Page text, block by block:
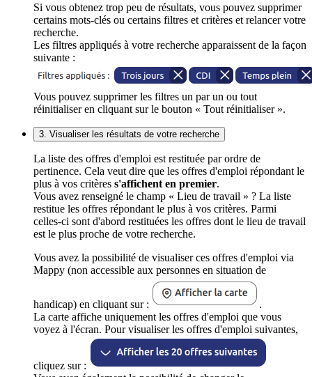
Si vous obtenez trop peu de résultats, vous pouvez supprimer
certains mots-clés ou certains filtres et critères et relancer votre
recherche.
Les filtres appliqués à votre recherche apparaissent de la façon
suivante :
Vous pouvez supprimer les filtres un par un ou tout
réinitialiser en cliquant sur le bouton « Tout réinitialiser ».
3. Visualiser les résultats de votre recherche
La liste des offres d'emploi est restituée par ordre de
pertinence. Cela veut dire que les offres d'emploi répondant le
plus à vos critères s'affichent en premier.
Vous avez renseigné le champ « Lieu de travail » ? La liste
restitue les offres répondant le plus à vos critères. Parmi
celles-ci sont d'abord restituées les offres dont le lieu de travail
est le plus proche de votre recherche.
Vous avez la possibilité de visualiser ces offres d'emploi via
Mappy (non accessible aux personnes en situation de
handicap) en cliquant sur :
.
La carte affiche uniquement les offres d'emploi que vous
voyez à l'écran. Pour visualiser les offres d'emploi suivantes,
cliquez sur :